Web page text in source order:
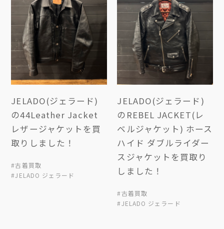
JELADO(ジェラード)
の44Leather Jacket
レザージャケットを買
取りしました！
#古着買取
#JELADO ジェラード
JELADO(ジェラード)
のREBEL JACKET(レ
ベルジャケット) ホース
ハイド ダブルライダー
スジャケットを買取り
しました！
#古着買取
#JELADO ジェラード